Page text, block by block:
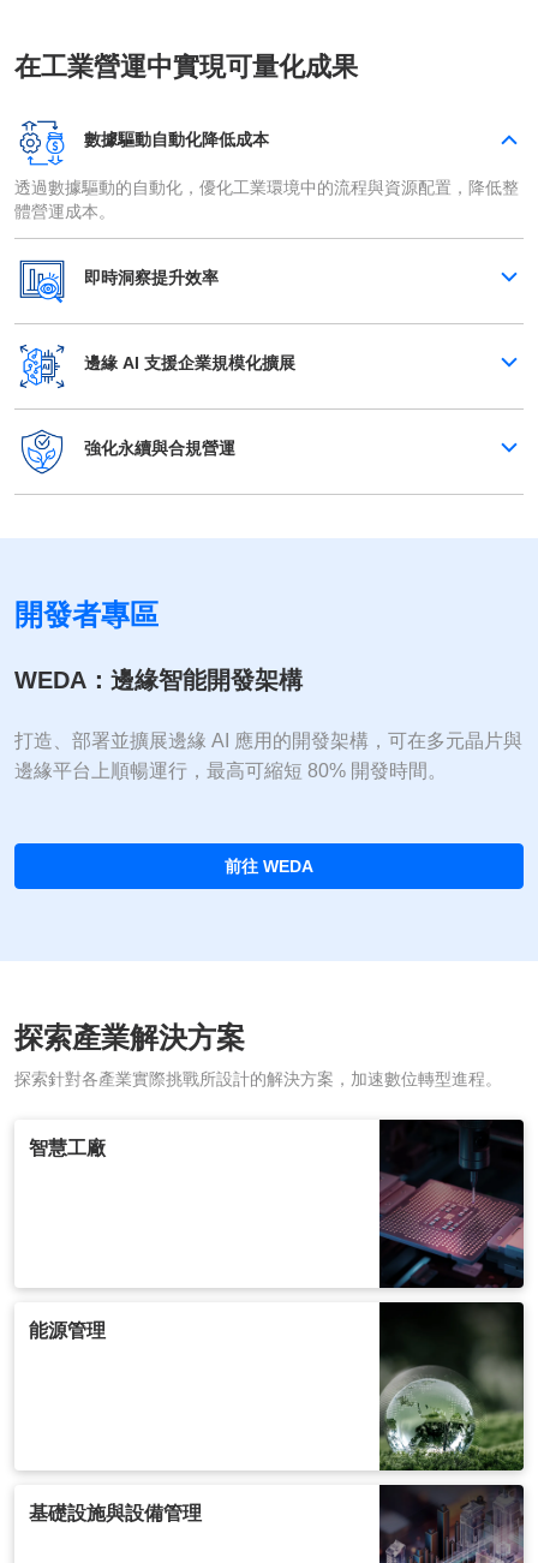
在工業營運中實現可量化成果
數據驅動自動化降低成本
透過數據驅動的自動化，優化工業環境中的流程與資源配置，降低整
體營運成本。
即時洞察提升效率
邊緣 AI 支援企業規模化擴展
強化永續與合規營運
開發者專區
WEDA：邊緣智能開發架構
打造、部署並擴展邊緣 AI 應用的開發架構，可在多元晶片與
邊緣平台上順暢運行，最高可縮短 80% 開發時間。
前往 WEDA
探索產業解決方案
探索針對各產業實際挑戰所設計的解決方案，加速數位轉型進程。
智慧工廠
能源管理
基礎設施與設備管理